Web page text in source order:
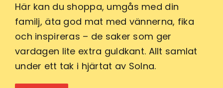
Här kan du shoppa, umgås med din
familj, äta god mat med vännerna, fika
och inspireras – de saker som ger
vardagen lite extra guldkant. Allt samlat
under ett tak i hjärtat av Solna.